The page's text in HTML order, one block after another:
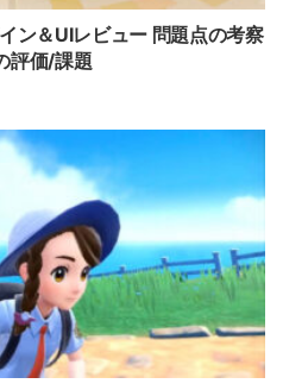
ン＆UIレビュー 問題点の考察
評価/課題